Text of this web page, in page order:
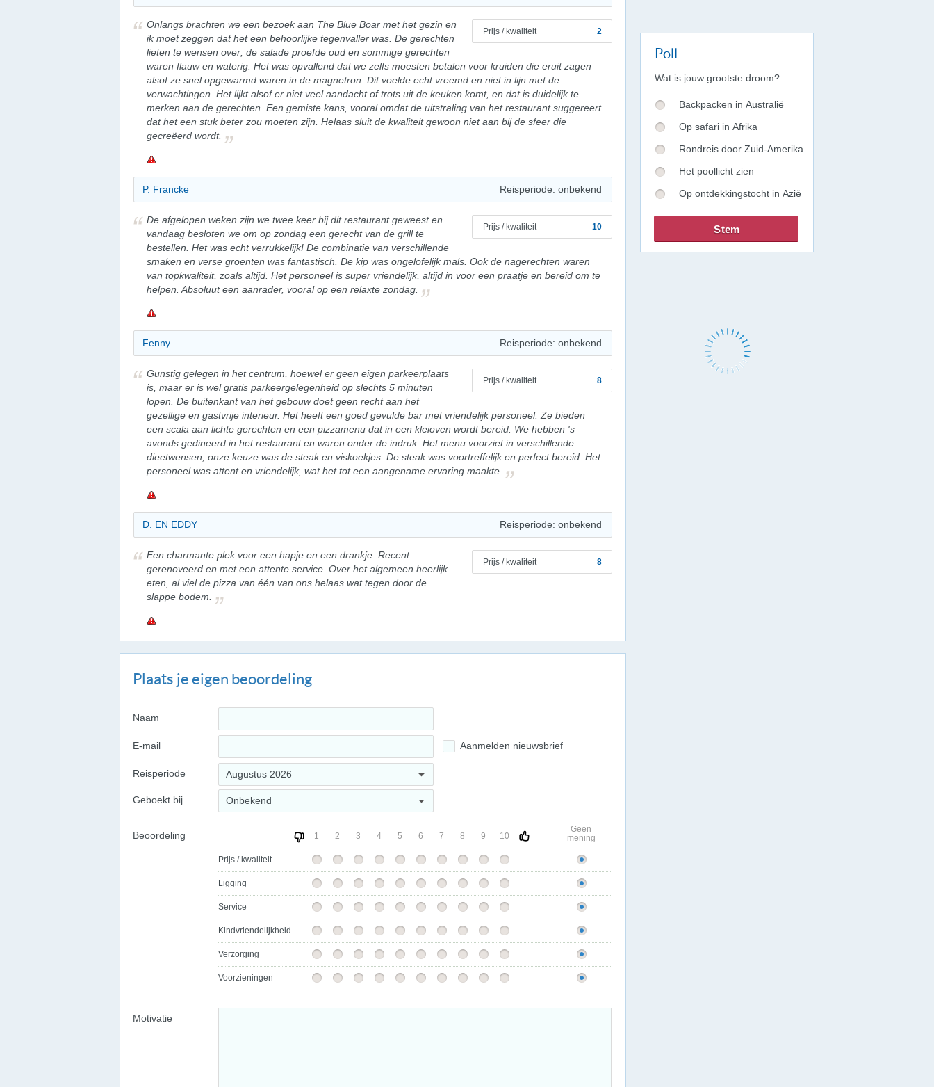
Prijs / kwaliteit 2
Onlangs brachten we een bezoek aan The Blue Boar met het gezin en
ik moet zeggen dat het een behoorlijke tegenvaller was. De gerechten
lieten te wensen over; de salade proefde oud en sommige gerechten
waren flauw en waterig. Het was opvallend dat we zelfs moesten betalen voor kruiden die eruit zagen
alsof ze snel opgewarmd waren in de magnetron. Dit voelde echt vreemd en niet in lijn met de
verwachtingen. Het lijkt alsof er niet veel aandacht of trots uit de keuken komt, en dat is duidelijk te
merken aan de gerechten. Een gemiste kans, vooral omdat de uitstraling van het restaurant suggereert
dat het een stuk beter zou moeten zijn. Helaas sluit de kwaliteit gewoon niet aan bij de sfeer die
gecreëerd wordt.
P. Francke Reisperiode: onbekend
Prijs / kwaliteit 10
De afgelopen weken zijn we twee keer bij dit restaurant geweest en
vandaag besloten we om op zondag een gerecht van de grill te
bestellen. Het was echt verrukkelijk! De combinatie van verschillende
smaken en verse groenten was fantastisch. De kip was ongelofelijk mals. Ook de nagerechten waren
van topkwaliteit, zoals altijd. Het personeel is super vriendelijk, altijd in voor een praatje en bereid om te
helpen. Absoluut een aanrader, vooral op een relaxte zondag.
Fenny Reisperiode: onbekend
Prijs / kwaliteit 8
Gunstig gelegen in het centrum, hoewel er geen eigen parkeerplaats
is, maar er is wel gratis parkeergelegenheid op slechts 5 minuten
lopen. De buitenkant van het gebouw doet geen recht aan het
gezellige en gastvrije interieur. Het heeft een goed gevulde bar met vriendelijk personeel. Ze bieden
een scala aan lichte gerechten en een pizzamenu dat in een kleioven wordt bereid. We hebben 's
avonds gedineerd in het restaurant en waren onder de indruk. Het menu voorziet in verschillende
dieetwensen; onze keuze was de steak en viskoekjes. De steak was voortreffelijk en perfect bereid. Het
personeel was attent en vriendelijk, wat het tot een aangename ervaring maakte.
D. EN EDDY Reisperiode: onbekend
Prijs / kwaliteit 8
Een charmante plek voor een hapje en een drankje. Recent
gerenoveerd en met een attente service. Over het algemeen heerlijk
eten, al viel de pizza van één van ons helaas wat tegen door de
slappe bodem.
Plaats je eigen beoordeling
Naam
E-mail Aanmelden nieuwsbrief
Reisperiode Augustus 2026
Geboekt bij Onbekend
Beoordeling 1 2 3 4 5 6 7 8 9 10
Geen
mening
Prijs / kwaliteit
Ligging
Service
Kindvriendelijkheid
Verzorging
Voorzieningen
Motivatie
Poll
Wat is jouw grootste droom?
Backpacken in Australië
Op safari in Afrika
Rondreis door Zuid-Amerika
Het poollicht zien
Op ontdekkingstocht in Azië